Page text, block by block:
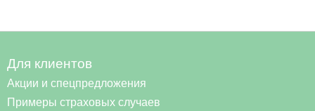
Для клиентов
Акции и спецпредложения
Примеры страховых случаев